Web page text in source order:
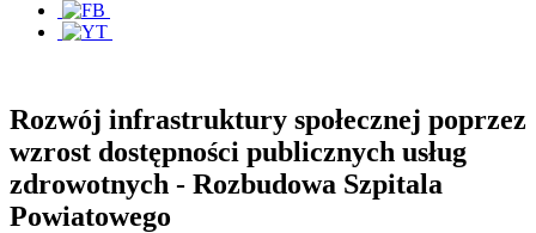
Rozwój infrastruktury społecznej poprzez
wzrost dostępności publicznych usług
zdrowotnych - Rozbudowa Szpitala
Powiatowego